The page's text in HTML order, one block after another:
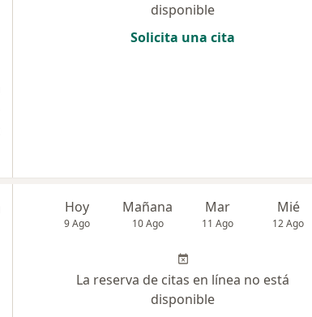
disponible
Solicita una cita
Hoy
9 Ago
Mañana
10 Ago
Mar
11 Ago
Mié
12 Ago
La reserva de citas en línea no está
disponible